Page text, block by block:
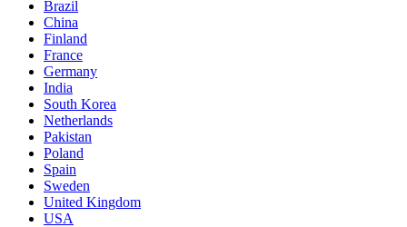
Brazil
China
Finland
France
Germany
India
South Korea
Netherlands
Pakistan
Poland
Spain
Sweden
United Kingdom
USA